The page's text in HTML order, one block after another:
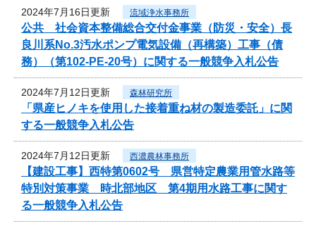
2024年7月16日更新 流域浄水事務所
公共 社会資本整備総合交付金事業（防災・安全）長
良川系No.3汚水ポンプ電気設備（再構築）工事（債
務）（第102-PE-20号）に関する一般競争入札公告
2024年7月12日更新 森林研究所
「県産ヒノキを使用した接着重ね材の製造委託」に関
する一般競争入札公告
2024年7月12日更新 西濃農林事務所
【建設工事】西特第0602号 県営特定農業用管水路等
特別対策事業 時北部地区 第4期用水路工事に関す
る一般競争入札公告